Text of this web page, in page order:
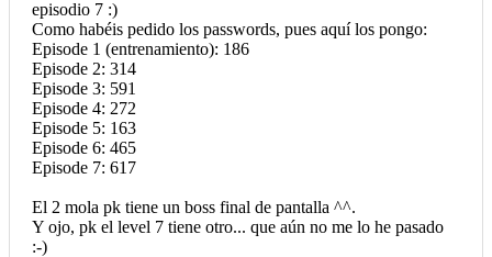
episodio 7 :)
Como habéis pedido los passwords, pues aquí los pongo:
Episode 1 (entrenamiento): 186
Episode 2: 314
Episode 3: 591
Episode 4: 272
Episode 5: 163
Episode 6: 465
Episode 7: 617
El 2 mola pk tiene un boss final de pantalla ^^.
Y ojo, pk el level 7 tiene otro... que aún no me lo he pasado
:-)